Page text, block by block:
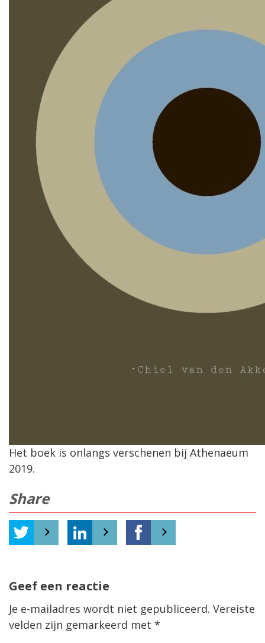
Het boek is onlangs verschenen bij Athenaeum
2019.
Share
Geef een reactie
Je e-mailadres wordt niet gepubliceerd. Vereiste
velden zijn gemarkeerd met *